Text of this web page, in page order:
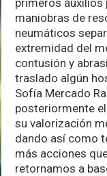
maniobras de
neumáticos
extremidad del
contusión y
traslado algún
Sofía Mercado
posteriormente
su valorización
dando así como
más acciones
retornamos a